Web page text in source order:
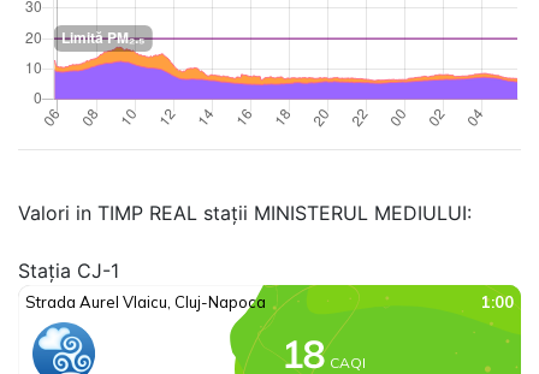
Valori in TIMP REAL stații MINISTERUL MEDIULUI:
Stația CJ-1